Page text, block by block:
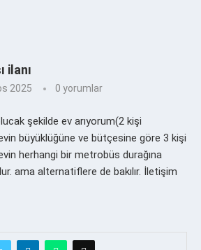
ilanı
2025 0 yorumlar
şekilde ev arıyorum(2 kişi
büyüklüğüne ve bütçesine göre 3 kişi
herhangi bir metrobüs durağına
ama alternatiflere de bakılır. İletişim